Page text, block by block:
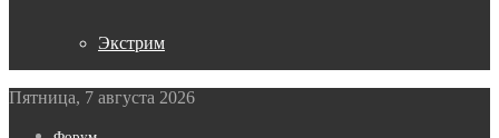
Экстрим
Пятница, 7 августа 2026